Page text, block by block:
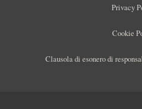
Privacy
Cookie
Clausola di esonero di